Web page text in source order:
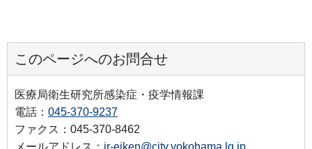
このページへのお問合せ
医療局衛生研究所感染症・疫学情報課
電話： 045-370-9237
ファクス：045-370-8462
メールアドレス： ir-eiken@city.yokohama.lg.jp